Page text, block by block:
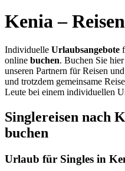
Kenia –
Individuelle Urlaubsangebote
online buchen. Buchen Sie
unseren Partnern für Reisen
und trotzdem gemeinsame
Leute bei einem individuellen
Singlereisen nach
buchen
Urlaub für Singles in